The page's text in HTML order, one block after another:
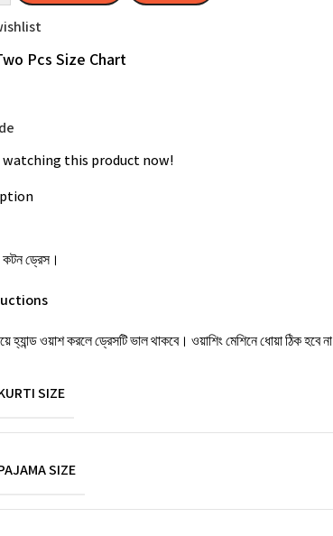
Pcs Size Chart
watching this product now!
কটন ড্রেস।
হ্যান্ড ওয়াশ করলে ড্রেসটি ভাল থাকবে। ওয়াশিং মেশিনে ধোয়া ঠিক হবে না
SIZE
SIZE